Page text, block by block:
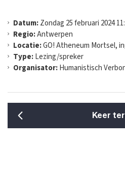
Datum:Zondag 25 februari 2024
Regio:Antwerpen
Locatie:GO! Atheneum Mortsel,
Type:Lezing/spreker
Organisator:Humanistisch
Keer